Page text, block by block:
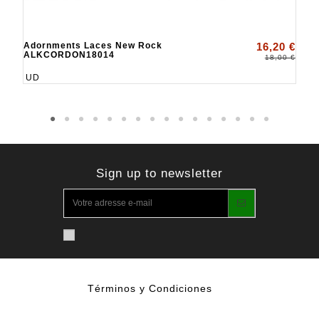
Adornments Laces New Rock
ALKCORDON18014
16,20 €
18,00 €
UD
Sign up to newsletter
Términos y Condiciones